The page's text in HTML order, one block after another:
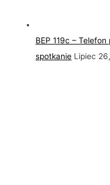
BEP 119c –
spotkanie Lipiec